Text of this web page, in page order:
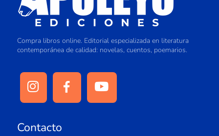
Compra libros online. Editorial especializada en literatura
contemporánea de calidad: novelas, cuentos, poemarios.
Contacto